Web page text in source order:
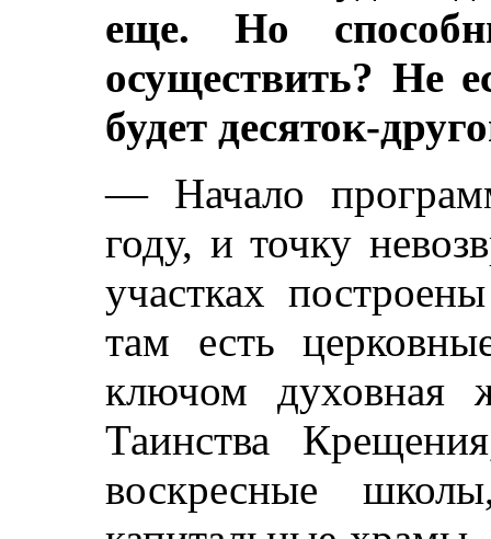
еще. Но
осуществить? Не
будет десяток-
— Начало
году, и точку
участках
там есть
ключом духовная
Таинства
воскресные